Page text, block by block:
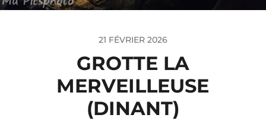
21 FÉVRIER 2026
GROTTE LA
MERVEILLEUSE
(DINANT)